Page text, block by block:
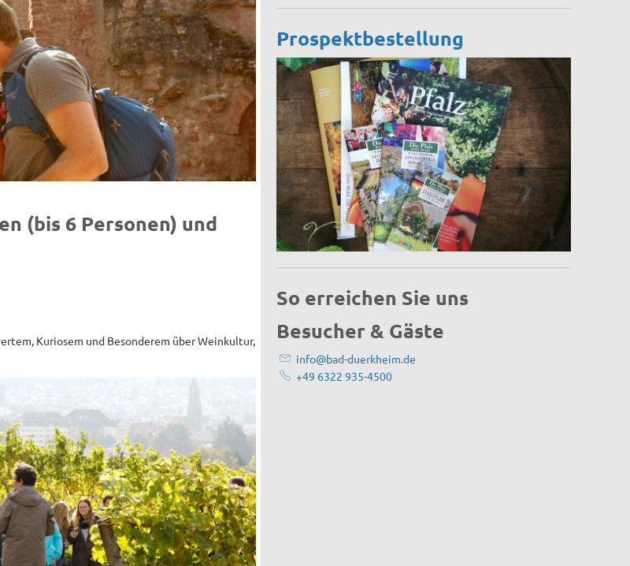
(bis 6 Personen) und
Kuriosem und Besonderem über Weinkultur,
Prospektbestellung
So erreichen Sie uns
Besucher & Gäste
info@bad-duerkheim.de
+49 6322 935-4500